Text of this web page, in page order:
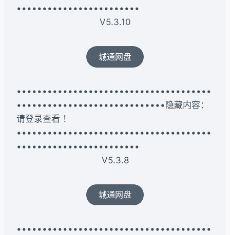
••••••••••••••••••••••••
V5.3.10
城通网盘
••••••••••••••••••••••••••••••••••••••
•••••••••••••••••••••••••••••隐藏内容：
请登录查看 ！
••••••••••••••••••••••••••••••••••••••
••••••••••••••••••••••••
V5.3.8
城通网盘
••••••••••••••••••••••••••••••••••••••